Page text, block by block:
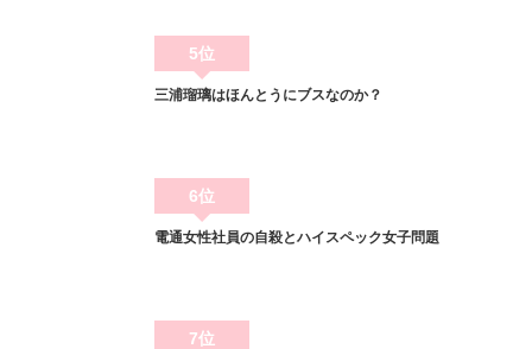
5位
三浦瑠璃はほんとうにブスなのか？
6位
電通女性社員の自殺とハイスペック女子問題
7位